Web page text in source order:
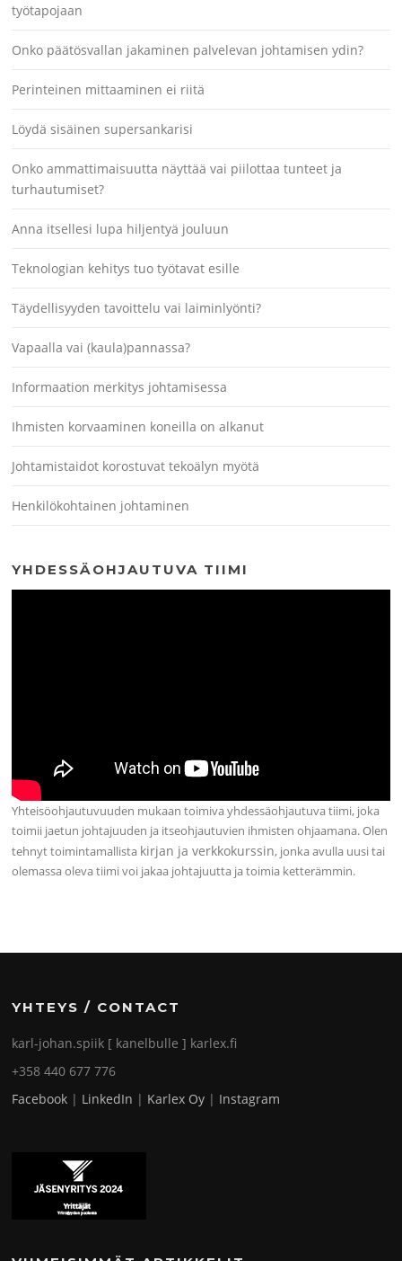
työtapojaan
Onko päätösvallan jakaminen palvelevan johtamisen ydin?
Perinteinen mittaaminen ei riitä
Löydä sisäinen supersankarisi
Onko ammattimaisuutta näyttää vai piilottaa tunteet ja
turhautumiset?
Anna itsellesi lupa hiljentyä jouluun
Teknologian kehitys tuo työtavat esille
Täydellisyyden tavoittelu vai laiminlyönti?
Vapaalla vai (kaula)pannassa?
Informaation merkitys johtamisessa
Ihmisten korvaaminen koneilla on alkanut
Johtamistaidot korostuvat tekoälyn myötä
Henkilökohtainen johtaminen
YHDESSÄOHJAUTUVA TIIMI
Yhteisöohjautuvuuden mukaan toimiva yhdessäohjautuva tiimi, joka
toimii jaetun johtajuuden ja itseohjautuvien ihmisten ohjaamana. Olen
tehnyt toimintamallista kirjan ja verkkokurssin, jonka avulla uusi tai
olemassa oleva tiimi voi jakaa johtajuutta ja toimia ketterämmin.
YHTEYS / CONTACT
karl-johan.spiik [ kanelbulle ] karlex.fi
+358 440 677 776
Facebook | LinkedIn | Karlex Oy | Instagram